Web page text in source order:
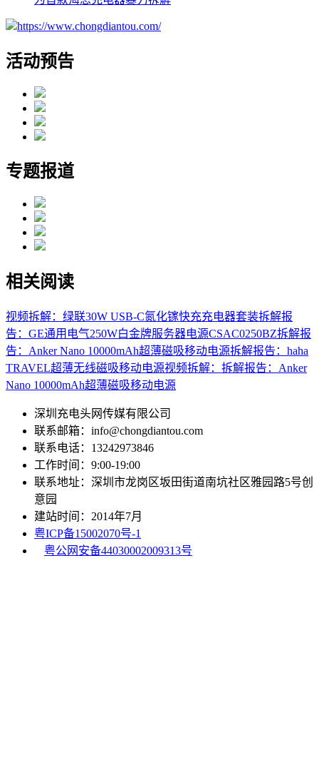
https://www.chongdiantou.com/
活动预告
专题报道
相关阅读
视频拆解：绿联30W USB-C氮化镓快充充电器套装拆解报
告：GE通用电气250W白金牌服务器电源CSAC0250BZ拆解报
告：Anker Nano 10000mAh超薄磁吸移动电源拆解报告：haha
TRAVEL超薄无线磁吸移动电源视频拆解：拆解报告：Anker
Nano 10000mAh超薄磁吸移动电源
深圳充电头网传媒有限公司
联系邮箱：info@chongdiantou.com
联系电话：13242973846
工作时间：9:00-19:00
联系地址：深圳市龙岗区坂田街道南坑社区雅园路5号创
意园
建站时间：2014年7月
粤ICP备15002070号-1
粤公网安备44030002009313号